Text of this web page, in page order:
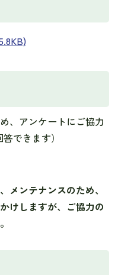
、アンケートにご協力
できます）
メンテナンスのため、
けしますが、ご協力の